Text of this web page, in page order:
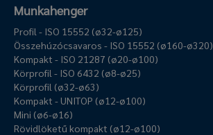
Munkahenger
Profil - ISO 15552 (ø32-ø125)
Összehúzócsavaros - ISO 15552 (ø160-ø320)
Kompakt - ISO 21287 (ø20-ø100)
Körprofil - ISO 6432 (ø8-ø25)
Körprofil (ø32-ø63)
Kompakt - UNITOP (ø12-ø100)
Mini (ø6-ø16)
Rövidlöketű kompakt (ø12-ø100)